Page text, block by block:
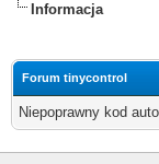
Informacja
Forum tinycontrol
Niepoprawny kod